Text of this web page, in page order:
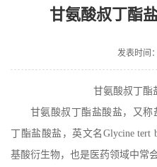
甘氨酸叔丁酯
发表时间
甘氨酸叔丁
甘氨酸叔丁酯盐酸盐 ，又称
丁酯盐酸盐，英文名 Glycine tert
基酸衍生物，也是医药领域中常